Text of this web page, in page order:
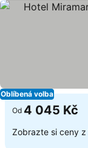
Oblíbená volba
Od 4 045 Kč
Zobrazte si ceny z